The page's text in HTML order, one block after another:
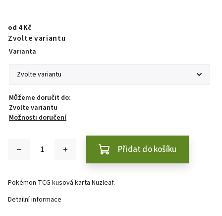
od 4 Kč
Zvolte variantu
Varianta
Můžeme doručit do:
Zvolte variantu
Možnosti doručení
Přidat do košíku
Pokémon TCG kusová karta Nuzleaf.
Detailní informace